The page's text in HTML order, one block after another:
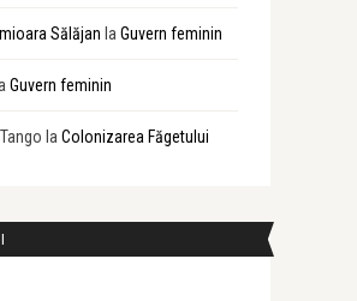
Sălăjan la Guvern feminin
Guvern feminin
la Colonizarea Făgetului